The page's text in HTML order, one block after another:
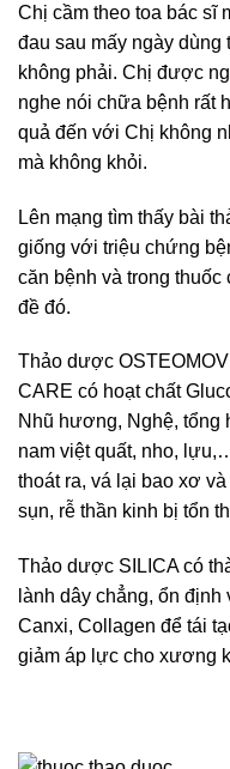
Chị cầm theo toa bác sĩ
đau sau mấy ngày
không phải. Chị được
nghe nói chữa bệnh rất
quả đến với Chị không
mà không khỏi.
Lên mạng tìm thấy bài
giống với triệu chứng
căn bệnh và trong
đề đó.
Thảo dược
CARE có hoạt chất
Nhũ hương, Nghệ, tổng
nam việt quất, nho,
thoát ra, vá lại bao xơ
sụn, rễ thần kinh bị tổn
Thảo dược SILICA có
lành dây chẳng, ổn
Canxi, Collagen để tái
giảm áp lực cho xương